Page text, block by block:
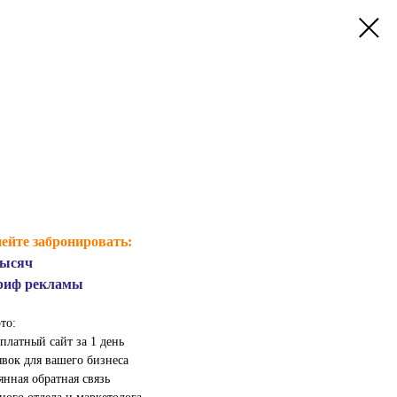
забронировать:
рекламы
сайт за 1 день
для вашего бизнеса
обратная связь